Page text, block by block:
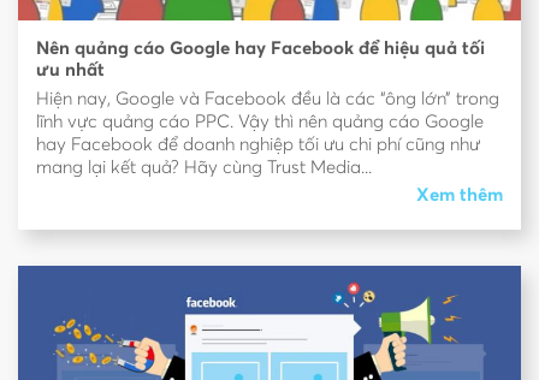
Nên quảng cáo Google hay Facebook để hiệu quả tối
ưu nhất
Hiện nay, Google và Facebook đều là các “ông lớn” trong
lĩnh vực quảng cáo PPC. Vậy thì nên quảng cáo Google
hay Facebook để doanh nghiệp tối ưu chi phí cũng như
mang lại kết quả? Hãy cùng Trust Media...
Xem thêm